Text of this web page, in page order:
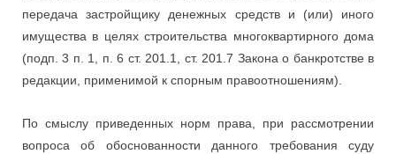
передача застройщику денежных средств и (или) иного
имущества в целях строительства многоквартирного дома
(подп. 3 п. 1, п. 6 ст. 201.1, ст. 201.7 Закона о банкротстве в
редакции, применимой к спорным правоотношениям).
По смыслу приведенных норм права, при рассмотрении
вопроса об обоснованности данного требования суду